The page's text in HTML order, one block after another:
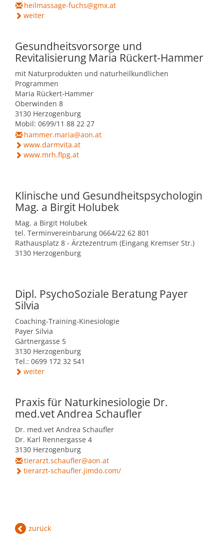
heilmassage-fuchs@gmx.at
weiter
Gesundheitsvorsorge und
Revitalisierung Maria Rückert-Hammer
mit Naturprodukten und naturheilkundlichen
Programmen
Maria Rückert-Hammer
Oberwinden 8
3130 Herzogenburg
Mobil: 0699/11 88 22 27
hammer.maria@aon.at
www.darmvita.at
www.mrh.flpg.at
Klinische und Gesundheitspsychologin
Mag. a Birgit Holubek
Mag. a Birgit Holubek
tel. Terminvereinbarung 0664/22 62 801
Rathausplatz 8 - Ärztezentrum (Eingang Kremser Str.)
3130 Herzogenburg
Dipl. PsychoSoziale Beratung Payer
Silvia
Coaching-Training-Kinesiologie
Payer Silvia
Gärtnergasse 5
3130 Herzogenburg
Tel.: 0699 172 32 541
weiter
Praxis für Naturkinesiologie Dr.
med.vet Andrea Schaufler
Dr. med.vet Andrea Schaufler
Dr. Karl Rennergasse 4
3130 Herzogenburg
tierarzt.schaufler@aon.at
tierarzt-schaufler.jimdo.com/
zurück